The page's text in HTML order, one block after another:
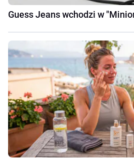
Guess Jeans wchodzi w